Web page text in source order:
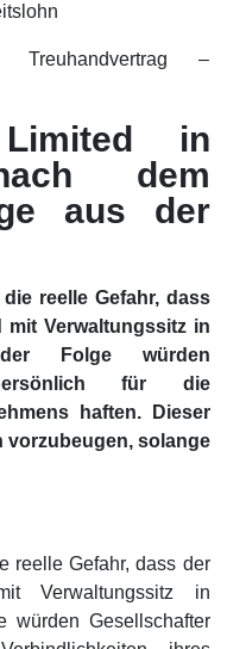
Treuhandvertrag –
in
dem
aus der
reelle Gefahr, dass
mit Verwaltungssitz in
Folge würden
für die
haften. Dieser
vorzubeugen, solange
reelle Gefahr, dass der
Verwaltungssitz in
würden Gesellschafter